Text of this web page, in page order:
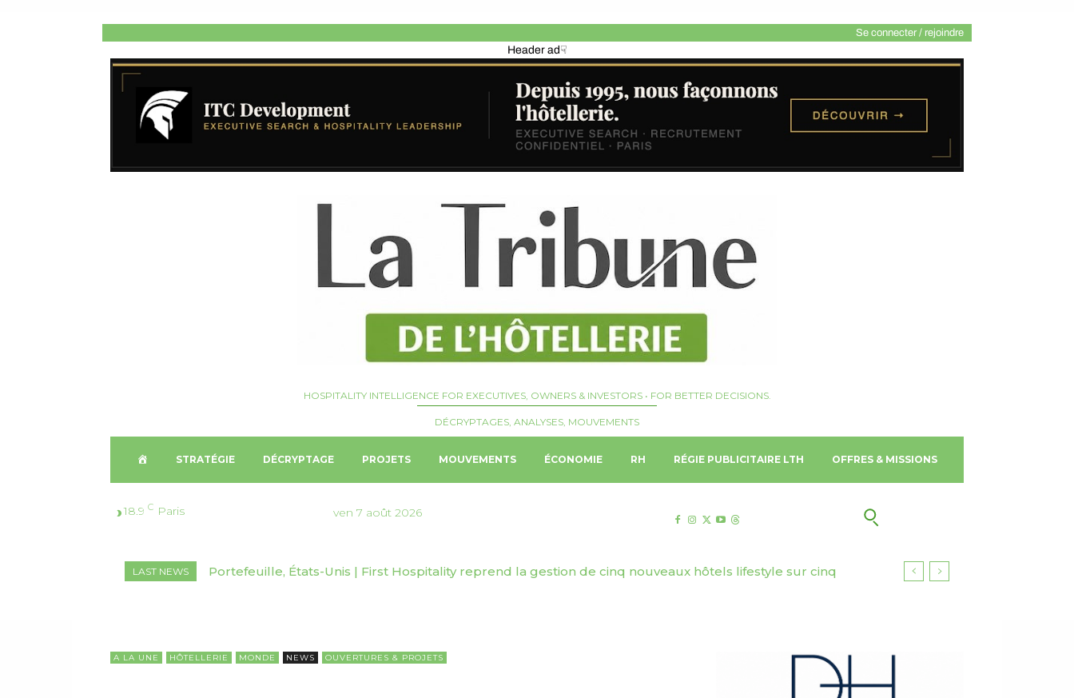
Se connecter / rejoindre
Header ad☟
HOSPITALITY INTELLIGENCE FOR EXECUTIVES, OWNERS & INVESTORS • FOR BETTER DECISIONS.
DÉCRYPTAGES, ANALYSES, MOUVEMENTS
U
I
STRATÉGIE DÉCRYPTAGE PROJETS MOUVEMENTS ÉCONOMIE RH RÉGIE PUBLICITAIRE LTH OFFRES & MISSIONS
18.9 C Paris ven 7 août 2026
LAST NEWS
Portefeuille, États-Unis | First Hospitality reprend la gestion de cinq nouveaux hôtels lifestyle sur cinq
Décryptage, Suisse🇨🇭 | Genève Tourisme & Congrès dévoile sa stratégie de tourisme responsable
A LA UNE HÔTELLERIE MONDE NEWS OUVERTURES & PROJETS